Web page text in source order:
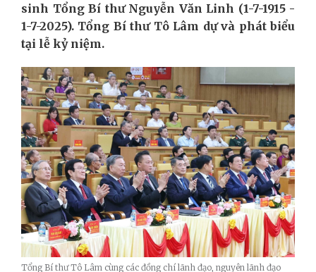
sinh Tổng Bí thư Nguyễn Văn Linh (1-7-1915 -
1-7-2025). Tổng Bí thư Tô Lâm dự và phát biểu
tại lễ kỷ niệm.
Tổng Bí thư Tô Lâm cùng các đồng chí lãnh đạo, nguyên lãnh đạo